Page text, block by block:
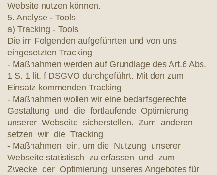
Website nutzen können.
5. Analyse - Tools
a) Tracking - Tools
Die im Folgenden aufgeführten und von uns
eingesetzten Tracking
- Maßnahmen werden auf Grundlage des Art.6 Abs.
1 S. 1 lit. f DSGVO durchgeführt. Mit den zum
Einsatz kommenden Tracking
- Maßnahmen wollen wir eine bedarfsgerechte
Gestaltung und die fortlaufende Optimierung
unserer Webseite sicherstellen. Zum anderen
setzen wir die Tracking
- Maßnahmen ein, um die Nutzung unserer
Webseite statistisch zu erfassen und zum
Zwecke der Optimierung unseres Angebotes für